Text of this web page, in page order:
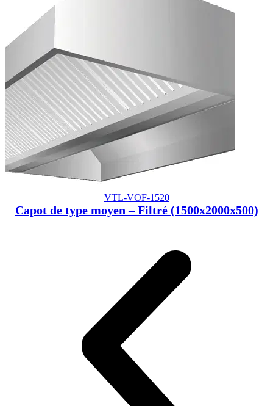
VTL-VOF-1520
Capot de type moyen – Filtré (1500x2000x500)